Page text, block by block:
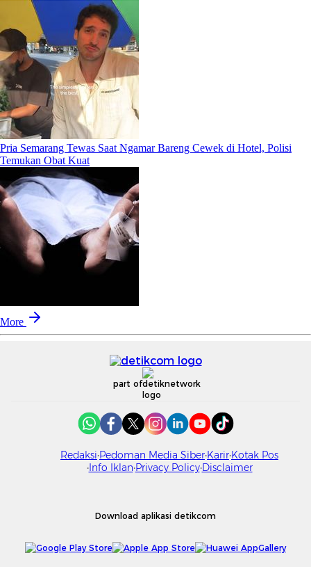
Pria Semarang Tewas Saat Ngamar Bareng Cewek di Hotel, Polisi
Temukan Obat Kuat
More
part of
Redaksi Pedoman Media Siber Karir Kotak Pos
Info IklanPrivacy PolicyDisclaimer
Download aplikasi detikcom